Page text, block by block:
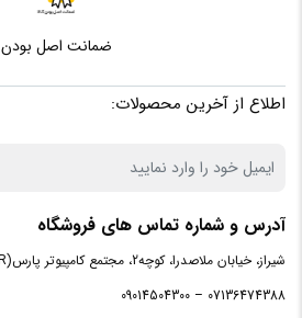
کانل های
صوتی
7.1 کانال
جک 3.5
کانکتور SATA
3.0
4عدد
ضمانت اصل بودن
اطلاع از آخرین محصولات:
آدرس و شماره تماس های فروشگاه
شیراز، خیابان ملاصدرا، کوچه2، مجتمع کامپیوتر پارس(PC CENTER)، واحد 103
07136474388 – 09014504300